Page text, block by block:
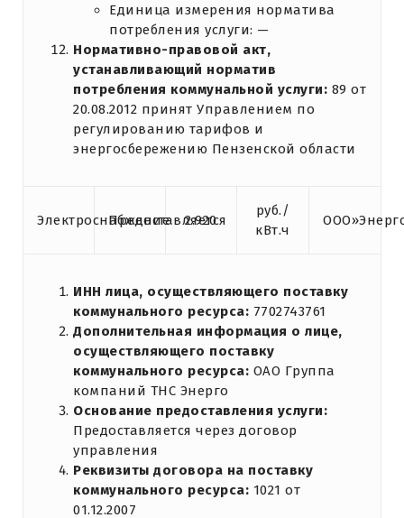
Единица измерения норматива
потребления услуги: —
Нормативно-правовой акт,
устанавливающий норматив
потребления коммунальной услуги: 89 от
20.08.2012 принят Управлением по
регулированию тарифов и
энергосбережению Пензенской области
Электроснабжение
Предоставляется
2.920
руб./
кВт.ч
ИНН лица, осуществляющего поставку
коммунального ресурса: 7702743761
Дополнительная информация о лице,
осуществляющего поставку
коммунального ресурса: ОАО Группа
компаний ТНС Энерго
Основание предоставления услуги:
Предоставляется через договор
управления
Реквизиты договора на поставку
коммунального ресурса: 1021 от
01.12.2007